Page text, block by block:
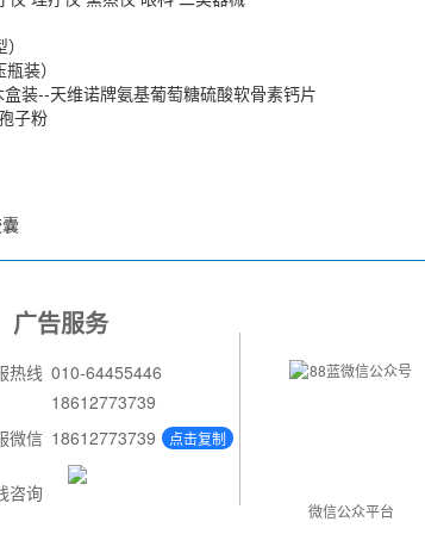
装）
盒装--天维诺牌氨基葡萄糖硫酸软骨素钙片
子粉
广告服务
热线
微信
咨询
010-64455446
18612773739
18612773739
点击复制
微信公众平台